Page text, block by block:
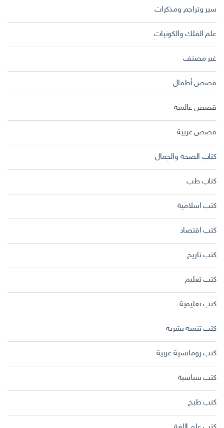
سير وتراجم ومذكرات
علم الفلك والكونيات
غير مصنف
قصص أطفال
قصص عالمية
قصص عربية
كتاب الصحة والجمال
كتاب طب
كتب اسلامية
كتب اقتصاد
كتب تاريخ
كتب تعليم
كتب تعليمية
كتب تنمية بشرية
كتب رومانسية عربية
كتب سياسية
كتب طبخ